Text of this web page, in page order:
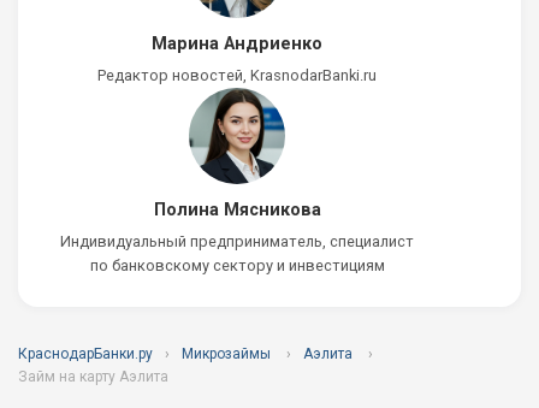
Марина Андриенко
Редактор новостей, KrasnodarBanki.ru
Полина Мясникова
Индивидуальный предприниматель, специалист
по банковскому сектору и инвестициям
КраснодарБанки.ру Микрозаймы
Аэлита
Займ на карту Аэлита